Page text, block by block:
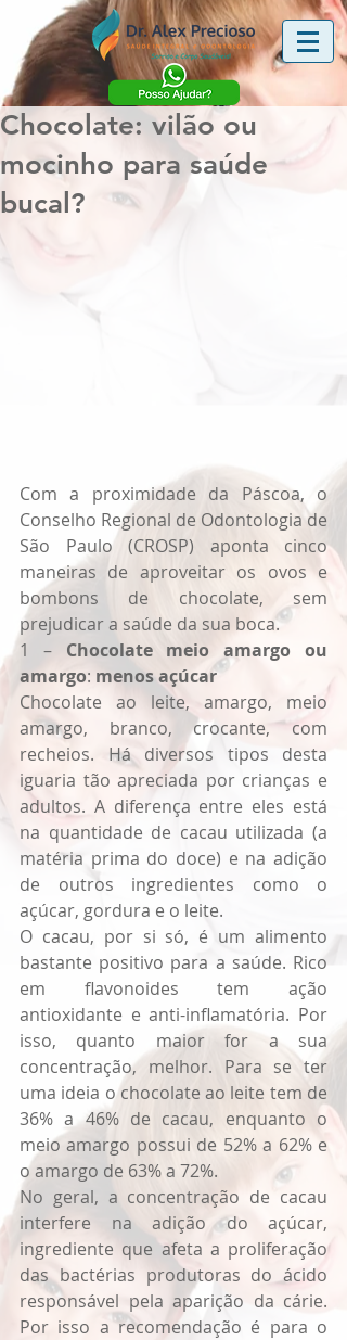
Chocolate: vilão ou
mocinho para saúde
bucal?
Com a proximidade da Páscoa, o
Conselho Regional de Odontologia de
São Paulo (CROSP) aponta cinco
maneiras de aproveitar os ovos e
bombons de chocolate, sem
prejudicar a saúde da sua boca.
1 – Chocolate meio amargo ou
amargo: menos açúcar
Chocolate ao leite, amargo, meio
amargo, branco, crocante, com
recheios. Há diversos tipos desta
iguaria tão apreciada por crianças e
adultos. A diferença entre eles está
na quantidade de cacau utilizada (a
matéria prima do doce) e na adição
de outros ingredientes como o
açúcar, gordura e o leite.
O cacau, por si só, é um alimento
bastante positivo para a saúde. Rico
em flavonoides tem ação
antioxidante e anti-inflamatória. Por
isso, quanto maior for a sua
concentração, melhor. Para se ter
uma ideia o chocolate ao leite tem de
36% a 46% de cacau, enquanto o
meio amargo possui de 52% a 62% e
o amargo de 63% a 72%.
No geral, a concentração de cacau
interfere na adição do açúcar,
ingrediente que afeta a proliferação
das bactérias produtoras do ácido
responsável pela aparição da cárie.
Por isso a recomendação é para o